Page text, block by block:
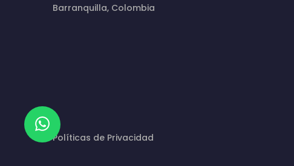
Barranquilla, Colombia
Políticas de Privacidad